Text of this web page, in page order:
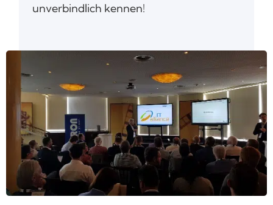
unverbindlich kennen!